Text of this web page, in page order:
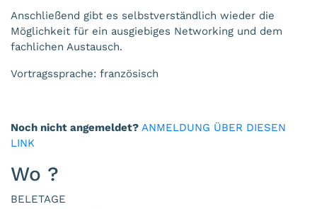
Anschließend gibt es selbstverständlich wieder die
Möglichkeit für ein ausgiebiges Networking und dem
fachlichen Austausch.
Vortragssprache: französisch
Noch nicht angemeldet? ANMELDUNG ÜBER DIESEN
LINK
Wo ?
BELETAGE